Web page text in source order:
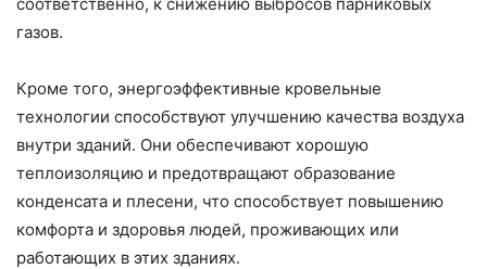
газов.
Кроме того, энергоэффективные кровельные
технологии способствуют улучшению качества воздуха
внутри зданий. Они обеспечивают хорошую
теплоизоляцию и предотвращают образование
конденсата и плесени, что способствует повышению
комфорта и здоровья людей, проживающих или
работающих в этих зданиях.